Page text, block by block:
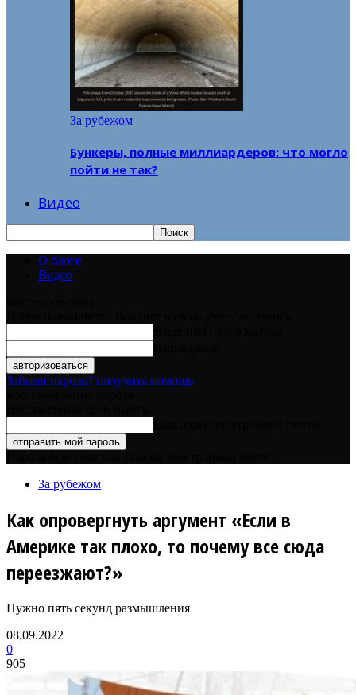
За рубежом
Бункеры, полные миллиардеров: что могло
пойти не так?
Видео
О блоге
Видео
Забыли пароль? получить помощь
За рубежом
Как опровергнуть аргумент «Если в
Америке так плохо, то почему все сюда
переезжают?»
Нужно пять секунд размышления
08.09.2022
0
905